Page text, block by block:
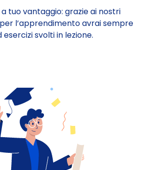
tuo vantaggio: grazie ai nostri
l’apprendimento avrai sempre
svolti in lezione.